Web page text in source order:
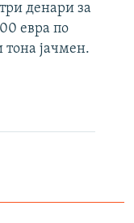
денари за
евра по
тона јачмен.